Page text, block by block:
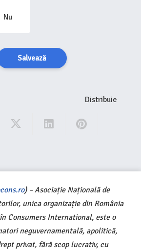
Nu
Salvează
Distribuie
) – Asociație Națională de
unica organizație din România
Consumers International, este o
neguvernamentală, apolitică,
privat, fără scop lucrativ, cu